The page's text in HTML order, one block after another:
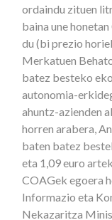
ordaindu zituen
baina une
du (bi prezio
Merkatuen
batez besteko
autonomia-
ahuntz-azienden
horren arabera,
baten batez
eta 1,09 euro
COAGek egoera
Informazio eta
Nekazaritza